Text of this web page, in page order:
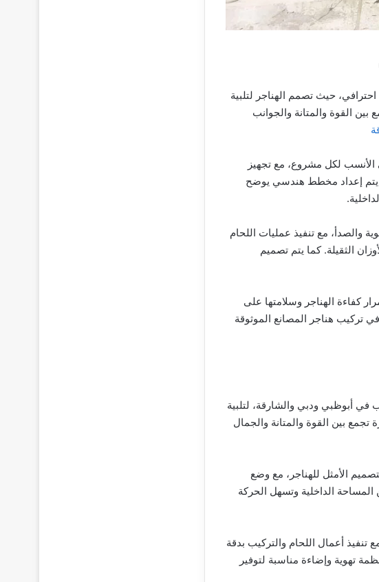
حيث تصمم الهناجر لتلبية
القوة والمتانة والجوانب
الأنسب لكل مشروع، مع تجهيز
يتم إعداد مخطط هندسي يوضح
والصدأ، مع تنفيذ عمليات اللحام
الثقيلة. كما يتم تصميم
كفاءة الهناجر وسلامتها على
تركيب هناجر المصانع الموثوقة
أبوظبي ودبي والشارقة، لتلبية
بين القوة والمتانة والجمال
الأمثل للهناجر، مع وضع
الداخلية وتسهل الحركة
تنفيذ أعمال اللحام والتركيب بدقة
تهوية وإضاءة مناسبة لتوفير